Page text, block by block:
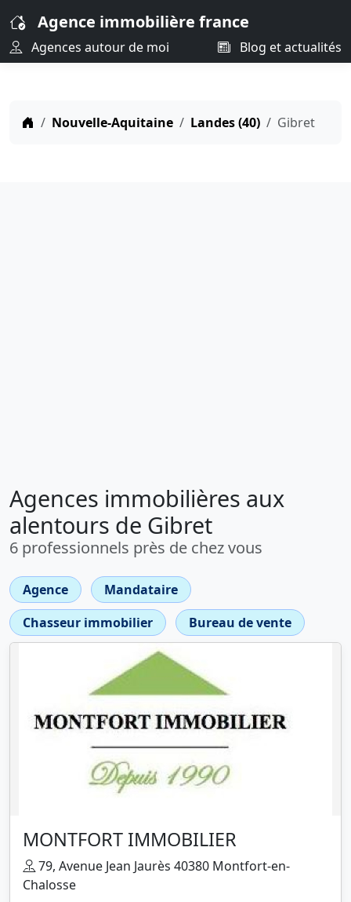
Agence immobilière france
Agences autour de moi Blog et actualités
Nouvelle-Aquitaine Landes (40) Gibret
Agences immobilières aux
alentours de Gibret
6 professionnels près de chez vous
Agence
Mandataire
Chasseur immobilier
Bureau de vente
MONTFORT IMMOBILIER
79, Avenue Jean Jaurès 40380 Montfort-en-
Chalosse